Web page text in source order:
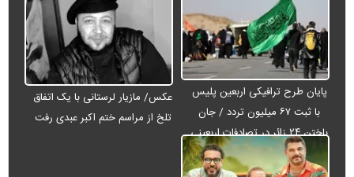
پایان طرح ترافیکی اربعین پلیس
با ثبت ۶۷ میلیون تردد / جان
باختن ۲۴ زائر در تصادفات اربعینی
عکس/ مازیار لرستانی با یک اتفاق
تلخ از مراسم ختم اکبر عبدی رفت